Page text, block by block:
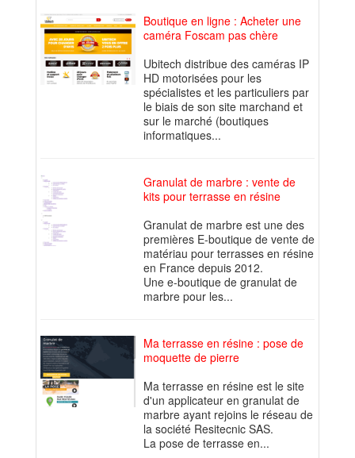
Boutique en ligne : Acheter une
caméra Foscam pas chère
Ubitech distribue des caméras IP
HD motorisées pour les
spécialistes et les particuliers par
le biais de son site marchand et
sur le marché (boutiques
informatiques...
Granulat de marbre : vente de
kits pour terrasse en résine
Granulat de marbre est une des
premières E-boutique de vente de
matériau pour terrasses en résine
en France depuis 2012.
Une e-boutique de granulat de
marbre pour les...
Ma terrasse en résine : pose de
moquette de pierre
Ma terrasse en résine est le site
d'un applicateur en granulat de
marbre ayant rejoins le réseau de
la société Resitecnic SAS.
La pose de terrasse en...